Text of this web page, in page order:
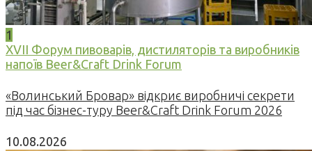
1
XVII Форум пивоварів, дистиляторів та виробників
напоїв Beer&Craft Drink Forum
«Волинський Бровар» відкриє виробничі секрети
під час бізнес-туру Beer&Craft Drink Forum 2026
10.08.2026